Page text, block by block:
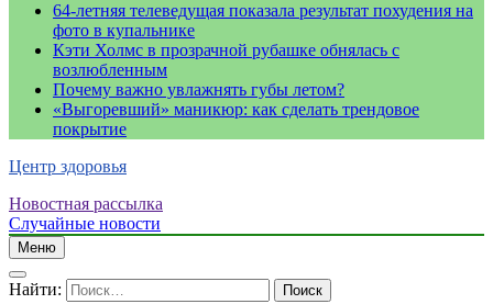
64-летняя телеведущая показала результат похудения на
фото в купальнике
Кэти Холмс в прозрачной рубашке обнялась с
возлюбленным
Почему важно увлажнять губы летом?
«Выгоревший» маникюр: как сделать трендовое
покрытие
Центр здоровья
Новостная рассылка
Случайные новости
Меню
Найти: